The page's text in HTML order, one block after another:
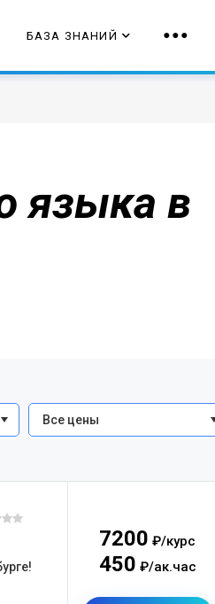
БАЗА ЗНАНИЙ
языка в
Все цены
7200 ₽/курс
450 ₽/ак.час